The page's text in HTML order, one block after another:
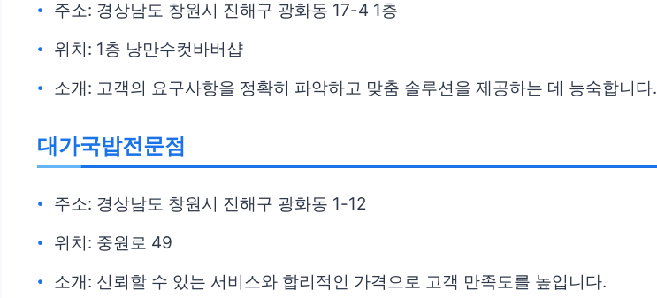
주소: 경상남도 창원시 진해구 광화동 17-4 1층
위치: 1층 낭만수컷바버샵
소개: 고객의 요구사항을 정확히 파악하고 맞춤 솔루션을 제공하는 데 능숙합니다.
대가국밥전문점
주소: 경상남도 창원시 진해구 광화동 1-12
위치: 중원로 49
소개: 신뢰할 수 있는 서비스와 합리적인 가격으로 고객 만족도를 높입니다.